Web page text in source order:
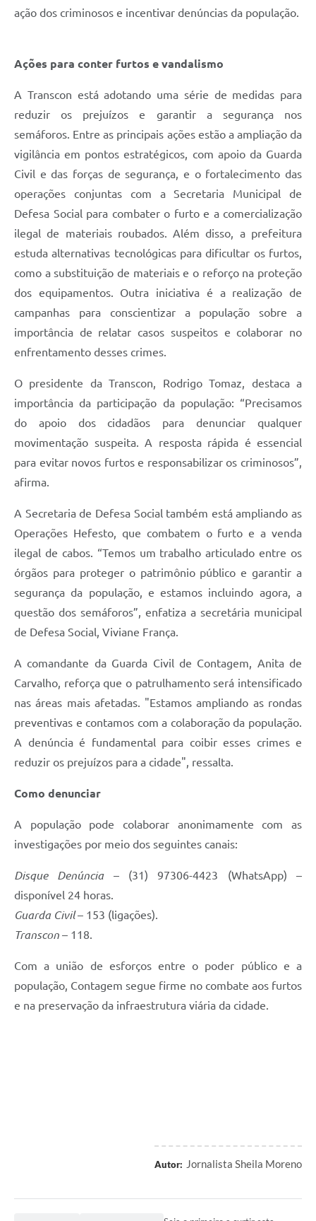
ação dos criminosos e incentivar denúncias da população.
Ações para conter furtos e vandalismo
A Transcon está adotando uma série de medidas para
reduzir os prejuízos e garantir a segurança nos
semáforos. Entre as principais ações estão a ampliação da
vigilância em pontos estratégicos, com apoio da Guarda
Civil e das forças de segurança, e o fortalecimento das
operações conjuntas com a Secretaria Municipal de
Defesa Social para combater o furto e a comercialização
ilegal de materiais roubados. Além disso, a prefeitura
estuda alternativas tecnológicas para dificultar os furtos,
como a substituição de materiais e o reforço na proteção
dos equipamentos. Outra iniciativa é a realização de
campanhas para conscientizar a população sobre a
importância de relatar casos suspeitos e colaborar no
enfrentamento desses crimes.
O presidente da Transcon, Rodrigo Tomaz, destaca a
importância da participação da população: “Precisamos
do apoio dos cidadãos para denunciar qualquer
movimentação suspeita. A resposta rápida é essencial
para evitar novos furtos e responsabilizar os criminosos”,
afirma.
A Secretaria de Defesa Social também está ampliando as
Operações Hefesto, que combatem o furto e a venda
ilegal de cabos. “Temos um trabalho articulado entre os
órgãos para proteger o patrimônio público e garantir a
segurança da população, e estamos incluindo agora, a
questão dos semáforos”, enfatiza a secretária municipal
de Defesa Social, Viviane França.
A comandante da Guarda Civil de Contagem, Anita de
Carvalho, reforça que o patrulhamento será intensificado
nas áreas mais afetadas. "Estamos ampliando as rondas
preventivas e contamos com a colaboração da população.
A denúncia é fundamental para coibir esses crimes e
reduzir os prejuízos para a cidade", ressalta.
Como denunciar
A população pode colaborar anonimamente com as
investigações por meio dos seguintes canais:
Disque Denúncia– (31) 97306-4423 (WhatsApp) –
disponível 24 horas.
Guarda Civil– 153 (ligações).
Transcon – 118.
Com a união de esforços entre o poder público e a
população, Contagem segue firme no combate aos furtos
e na preservação da infraestrutura viária da cidade.
Autor: Jornalista Sheila Moreno